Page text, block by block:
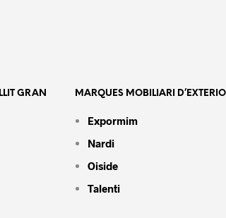
GRAN MARQUES MOBILIARI
Expormim
Nardi
Oiside
Talenti